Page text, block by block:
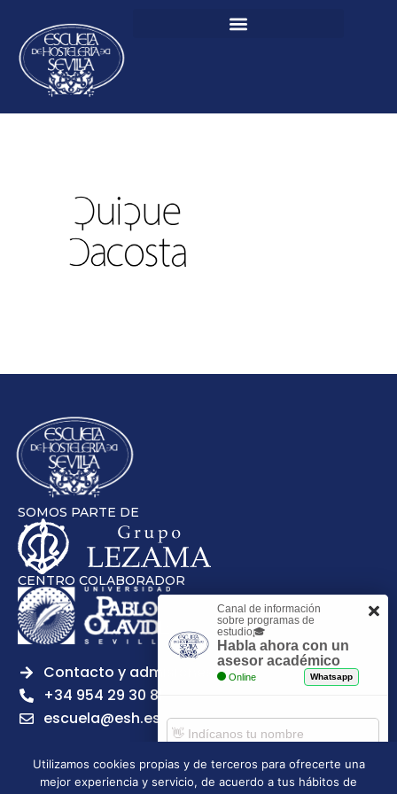
SOMOS PARTE DE
CENTRO COLABORADOR
Contacto y admisiones
+34 954 29 30 81
escuela@esh.es
Utilizamos cookies propias y de terceros para ofrecerte una
mejor experiencia y servicio, de acuerdo a tus hábitos de
Canal de información
sobre programas de
estudio🎓
Habla ahora con un
asesor académico
Online Whatsapp